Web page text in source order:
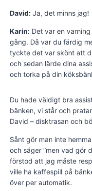
David: Ja, det minns jag!
Karin: Det var en
gång. Då var du färdig
tyckte det var skönt att
och sedan lärde dina
och torka på din
Du hade väldigt bra
bänken, vi står och
David – disktrasan och
Sånt gör man inte
och säger ”men vad gör
förstod att jag måste
ville ha kaffespill på
över per automatik.